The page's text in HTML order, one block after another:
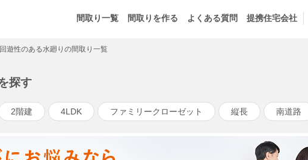
間取り一覧 間取りを作る よくある質問 提携住宅会社
回遊性のある水廻りの間取り一覧
探す
2階建 4LDK ファミリークローゼット 縦長 南道路